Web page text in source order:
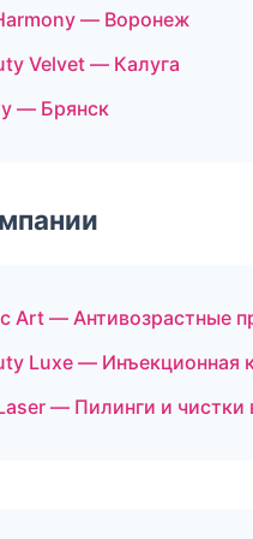
— Воронеж
Velvet — Калуга
— Брянск
Art — Антивозрастные
Luxe — Инъекционная
— Пилинги и